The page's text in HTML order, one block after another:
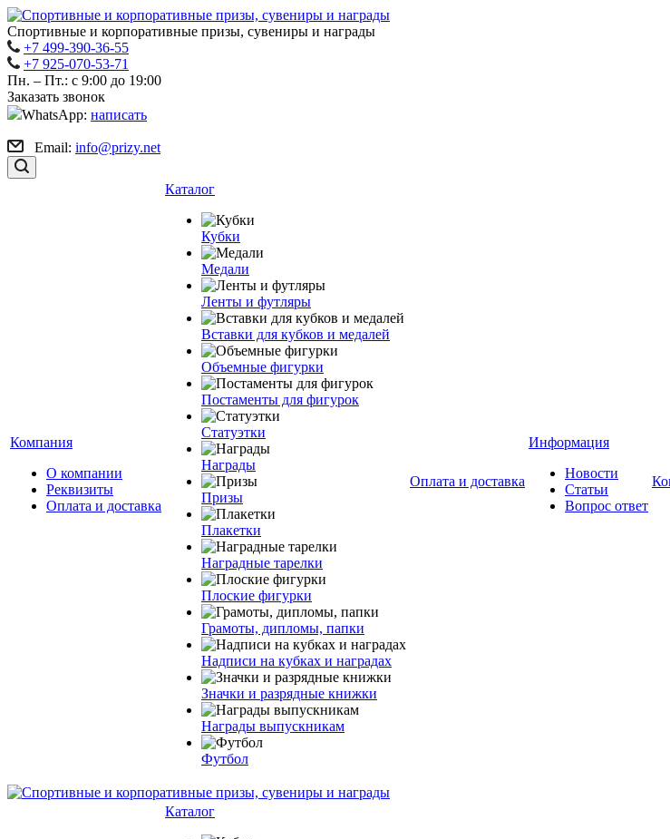
Спортивные и корпоративные призы, сувениры и награды
+7 499-390-36-55
+7 925-070-53-71
Пн. – Пт.: с 9:00 до 19:00
Заказать звонок
WhatsApp: написать
Email: info@prizy.net
Компания
О компании
Реквизиты
Оплата и доставка
Каталог
Кубки
Медали
Ленты и футляры
Вставки для кубков и медалей
Объемные фигурки
Постаменты для фигурок
Статуэтки
Награды
Призы
Плакетки
Наградные тарелки
Плоские фигурки
Грамоты, дипломы, папки
Надписи на кубках и наградах
Значки и разрядные книжки
Награды выпускникам
Футбол
Оплата и доставка
Информация
Новости
Статьи
Вопрос ответ
Каталог